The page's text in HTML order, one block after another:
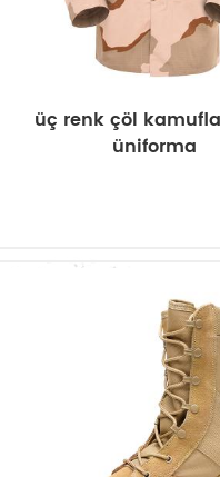
üç renk çöl
üniforma